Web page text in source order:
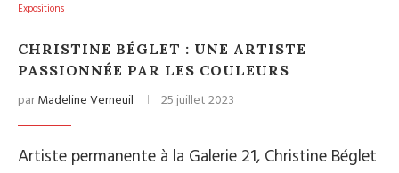
Expositions
CHRISTINE BÉGLET : UNE ARTISTE
PASSIONNÉE PAR LES COULEURS
parMadeline Verneuil 25 juillet 2023
Artiste permanente à la Galerie 21, Christine Béglet